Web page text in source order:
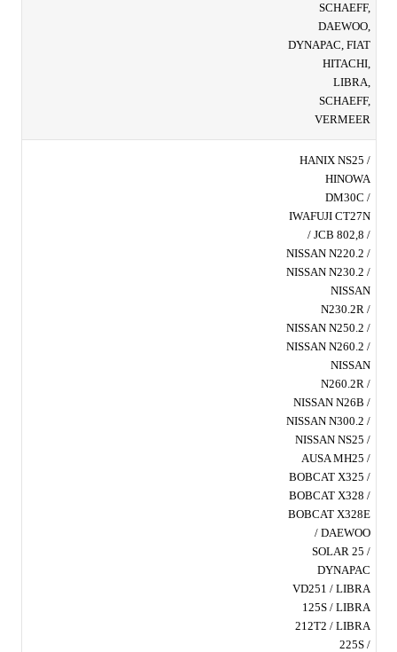
SCHAEFF,
DAEWOO,
DYNAPAC, FIAT
HITACHI,
LIBRA,
SCHAEFF,
VERMEER
HANIX NS25 /
HINOWA
DM30C /
IWAFUJI CT27N
/ JCB 802,8 /
NISSAN N220.2 /
NISSAN N230.2 /
NISSAN
N230.2R /
NISSAN N250.2 /
NISSAN N260.2 /
NISSAN
N260.2R /
NISSAN N26B /
NISSAN N300.2 /
NISSAN NS25 /
AUSA MH25 /
BOBCAT X325 /
BOBCAT X328 /
BOBCAT X328E
/ DAEWOO
SOLAR 25 /
DYNAPAC
VD251 / LIBRA
125S / LIBRA
212T2 / LIBRA
225S /